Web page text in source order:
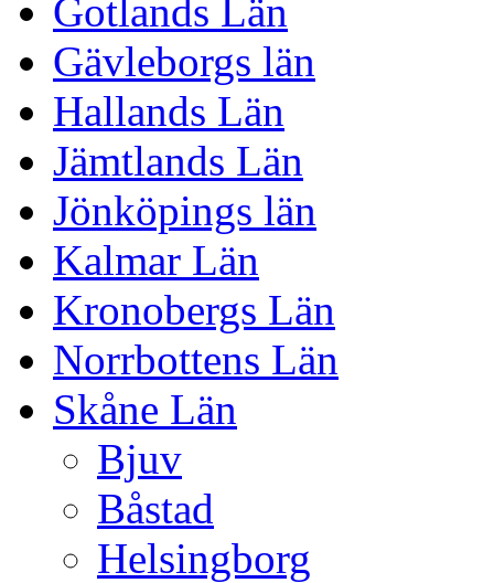
Gotlands Län
Gävleborgs län
Hallands Län
Jämtlands Län
Jönköpings län
Kalmar Län
Kronobergs Län
Norrbottens Län
Skåne Län
Bjuv
Båstad
Helsingborg